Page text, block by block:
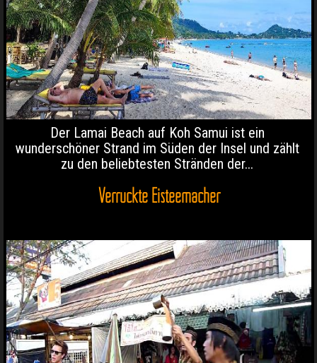
Der Lamai Beach auf Koh Samui ist ein
wunderschöner Strand im Süden der Insel und zählt
zu den beliebtesten Stränden der...
Verrückte Eisteemacher